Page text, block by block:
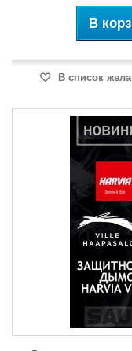
В
В список